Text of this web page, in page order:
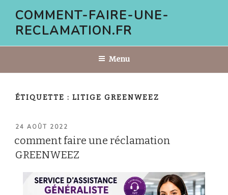
contenu
COMMENT-FAIRE-UNE-
RECLAMATION.FR
Menu
ÉTIQUETTE : LITIGE GREENWEEZ
PUBLIÉ
24 AOÛT 2022
comment faire une réclamation
GREENWEEZ